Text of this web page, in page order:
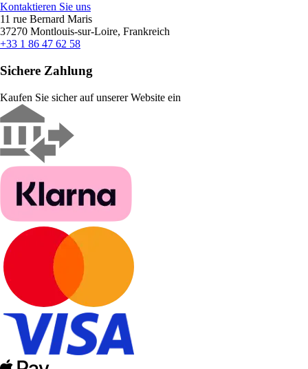
Kontaktieren Sie uns
11 rue Bernard Maris
37270 Montlouis-sur-Loire, Frankreich
+33 1 86 47 62 58
Sichere Zahlung
Kaufen Sie sicher auf unserer Website ein